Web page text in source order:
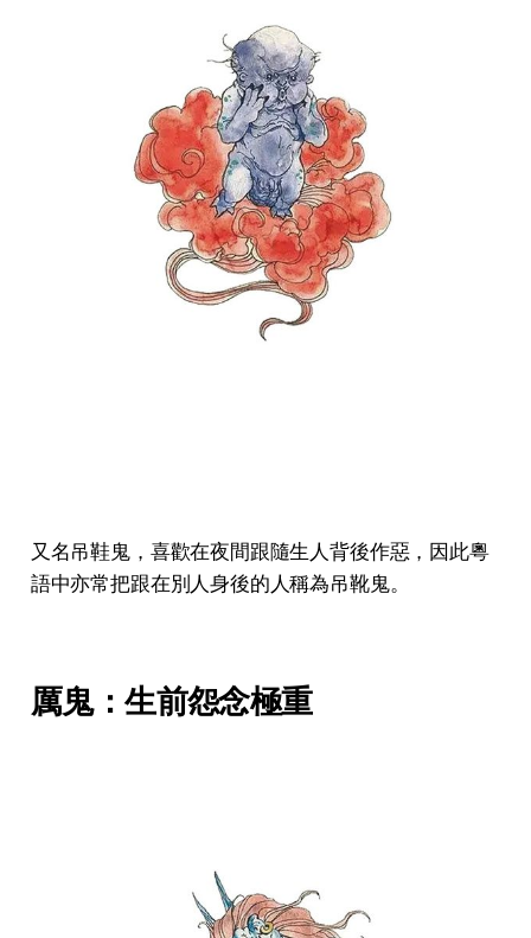
又名吊鞋鬼，喜歡在夜間跟隨生人背後作惡，因此粵
語中亦常把跟在別人身後的人稱為吊靴鬼。
厲鬼：生前怨念極重